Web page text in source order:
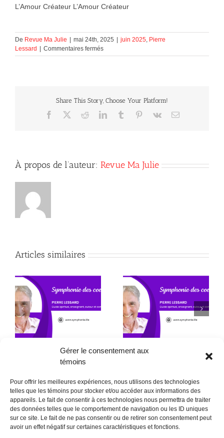
Gérer le consentement aux
témoins
Pour offrir les meilleures expériences, nous utilisons des technologies
telles que les témoins pour stocker et/ou accéder aux informations des
appareils. Le fait de consentir à ces technologies nous permettra de traiter
des données telles que le comportement de navigation ou les ID uniques
sur ce site. Le fait de ne pas consentir ou de retirer son consentement peut
avoir un effet négatif sur certaines caractéristiques et fonctions.
L’Amour Créateur L’Amour Créateur
De Revue Ma Julie mai 24th, 2025 juin 2025, Pierre
Lessard
Commentaires ferméssur
L’Amour
Share This Story, Choose Your Platform!
Facebook RedditLinkedInTumblr Pinterest
Vk Courriel
À propos de l’auteur: Revue Ma Julie
Articles similaires
Autant passer
directement en 4e
Action/Réaction
POLITIQUE CONFIDENTIALITÉES